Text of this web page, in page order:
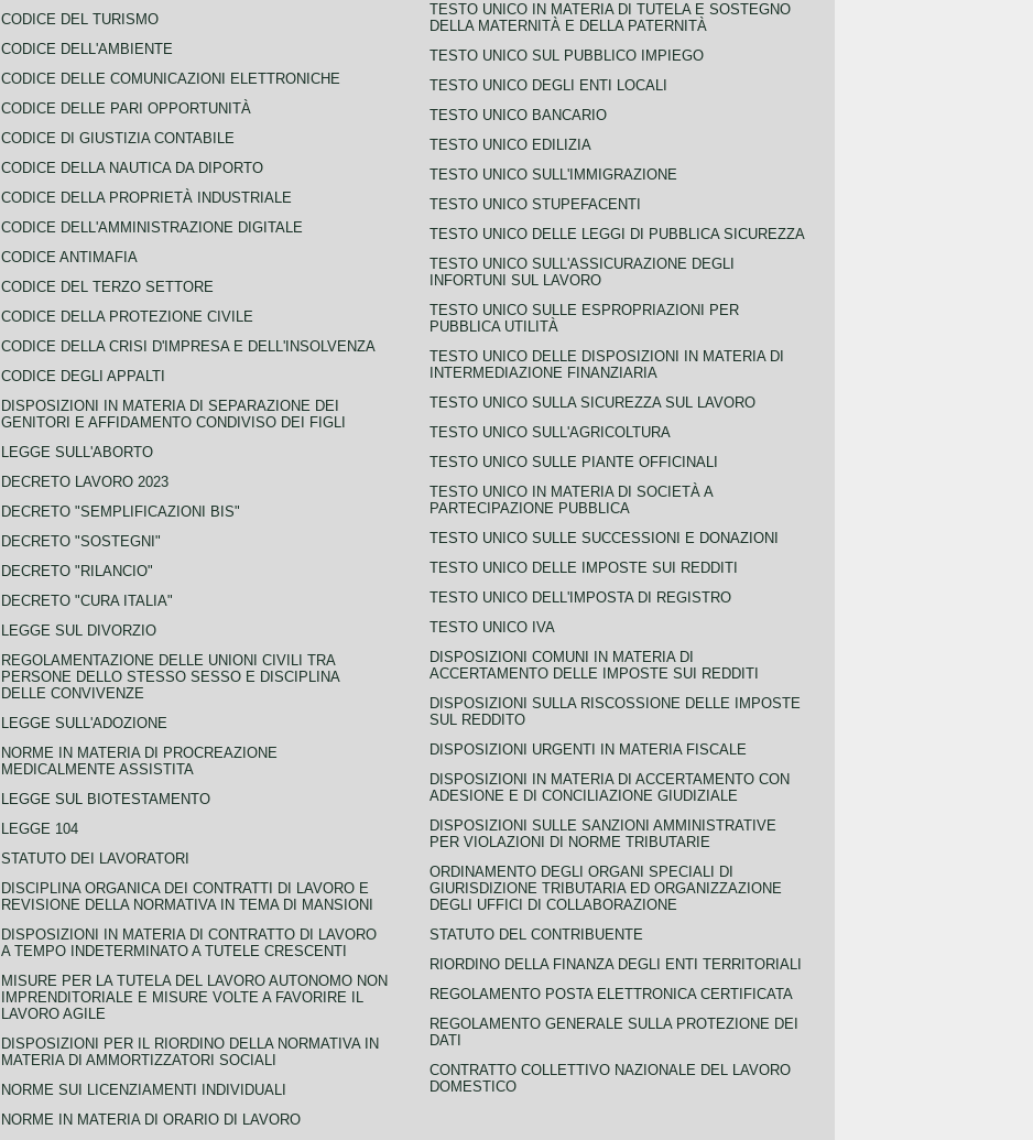
CODICE DEL TURISMO
CODICE DELL'AMBIENTE
CODICE DELLE COMUNICAZIONI ELETTRONICHE
CODICE DELLE PARI OPPORTUNITÀ
CODICE DI GIUSTIZIA CONTABILE
CODICE DELLA NAUTICA DA DIPORTO
CODICE DELLA PROPRIETÀ INDUSTRIALE
CODICE DELL'AMMINISTRAZIONE DIGITALE
CODICE ANTIMAFIA
CODICE DEL TERZO SETTORE
CODICE DELLA PROTEZIONE CIVILE
CODICE DELLA CRISI D'IMPRESA E DELL'INSOLVENZA
CODICE DEGLI APPALTI
DISPOSIZIONI IN MATERIA DI SEPARAZIONE DEI
GENITORI E AFFIDAMENTO CONDIVISO DEI FIGLI
LEGGE SULL'ABORTO
DECRETO LAVORO 2023
DECRETO "SEMPLIFICAZIONI BIS"
DECRETO "SOSTEGNI"
DECRETO "RILANCIO"
DECRETO "CURA ITALIA"
LEGGE SUL DIVORZIO
REGOLAMENTAZIONE DELLE UNIONI CIVILI TRA
PERSONE DELLO STESSO SESSO E DISCIPLINA
DELLE CONVIVENZE
LEGGE SULL'ADOZIONE
NORME IN MATERIA DI PROCREAZIONE
MEDICALMENTE ASSISTITA
LEGGE SUL BIOTESTAMENTO
LEGGE 104
STATUTO DEI LAVORATORI
DISCIPLINA ORGANICA DEI CONTRATTI DI LAVORO E
REVISIONE DELLA NORMATIVA IN TEMA DI MANSIONI
DISPOSIZIONI IN MATERIA DI CONTRATTO DI LAVORO
A TEMPO INDETERMINATO A TUTELE CRESCENTI
MISURE PER LA TUTELA DEL LAVORO AUTONOMO NON
IMPRENDITORIALE E MISURE VOLTE A FAVORIRE IL
LAVORO AGILE
DISPOSIZIONI PER IL RIORDINO DELLA NORMATIVA IN
MATERIA DI AMMORTIZZATORI SOCIALI
NORME SUI LICENZIAMENTI INDIVIDUALI
NORME IN MATERIA DI ORARIO DI LAVORO
TESTO UNICO IN MATERIA DI TUTELA E SOSTEGNO
DELLA MATERNITÀ E DELLA PATERNITÀ
TESTO UNICO SUL PUBBLICO IMPIEGO
TESTO UNICO DEGLI ENTI LOCALI
TESTO UNICO BANCARIO
TESTO UNICO EDILIZIA
TESTO UNICO SULL'IMMIGRAZIONE
TESTO UNICO STUPEFACENTI
TESTO UNICO DELLE LEGGI DI PUBBLICA SICUREZZA
TESTO UNICO SULL'ASSICURAZIONE DEGLI
INFORTUNI SUL LAVORO
TESTO UNICO SULLE ESPROPRIAZIONI PER
PUBBLICA UTILITÀ
TESTO UNICO DELLE DISPOSIZIONI IN MATERIA DI
INTERMEDIAZIONE FINANZIARIA
TESTO UNICO SULLA SICUREZZA SUL LAVORO
TESTO UNICO SULL'AGRICOLTURA
TESTO UNICO SULLE PIANTE OFFICINALI
TESTO UNICO IN MATERIA DI SOCIETÀ A
PARTECIPAZIONE PUBBLICA
TESTO UNICO SULLE SUCCESSIONI E DONAZIONI
TESTO UNICO DELLE IMPOSTE SUI REDDITI
TESTO UNICO DELL'IMPOSTA DI REGISTRO
TESTO UNICO IVA
DISPOSIZIONI COMUNI IN MATERIA DI
ACCERTAMENTO DELLE IMPOSTE SUI REDDITI
DISPOSIZIONI SULLA RISCOSSIONE DELLE IMPOSTE
SUL REDDITO
DISPOSIZIONI URGENTI IN MATERIA FISCALE
DISPOSIZIONI IN MATERIA DI ACCERTAMENTO CON
ADESIONE E DI CONCILIAZIONE GIUDIZIALE
DISPOSIZIONI SULLE SANZIONI AMMINISTRATIVE
PER VIOLAZIONI DI NORME TRIBUTARIE
ORDINAMENTO DEGLI ORGANI SPECIALI DI
GIURISDIZIONE TRIBUTARIA ED ORGANIZZAZIONE
DEGLI UFFICI DI COLLABORAZIONE
STATUTO DEL CONTRIBUENTE
RIORDINO DELLA FINANZA DEGLI ENTI TERRITORIALI
REGOLAMENTO POSTA ELETTRONICA CERTIFICATA
REGOLAMENTO GENERALE SULLA PROTEZIONE DEI
DATI
CONTRATTO COLLETTIVO NAZIONALE DEL LAVORO
DOMESTICO